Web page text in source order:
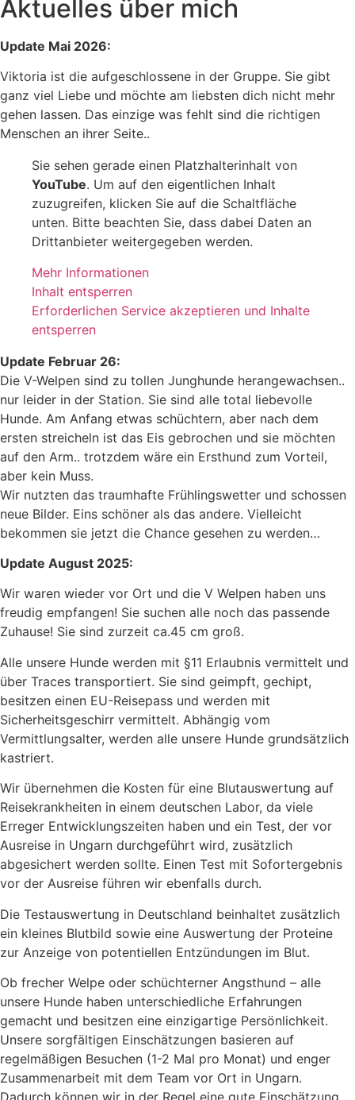
Aktuelles über mich
Update Mai 2026:
Viktoria ist die aufgeschlossene in der Gruppe. Sie gibt
ganz viel Liebe und möchte am liebsten dich nicht mehr
gehen lassen. Das einzige was fehlt sind die richtigen
Menschen an ihrer Seite..
Sie sehen gerade einen Platzhalterinhalt von
YouTube. Um auf den eigentlichen Inhalt
zuzugreifen, klicken Sie auf die Schaltfläche
unten. Bitte beachten Sie, dass dabei Daten an
Drittanbieter weitergegeben werden.
Mehr Informationen
Inhalt entsperren
Erforderlichen Service akzeptieren und Inhalte
entsperren
Update Februar 26:
Die V-Welpen sind zu tollen Junghunde herangewachsen..
nur leider in der Station. Sie sind alle total liebevolle
Hunde. Am Anfang etwas schüchtern, aber nach dem
ersten streicheln ist das Eis gebrochen und sie möchten
auf den Arm.. trotzdem wäre ein Ersthund zum Vorteil,
aber kein Muss.
Wir nutzten das traumhafte Frühlingswetter und schossen
neue Bilder. Eins schöner als das andere. Vielleicht
bekommen sie jetzt die Chance gesehen zu werden…
Update August 2025:
Wir waren wieder vor Ort und die V Welpen haben uns
freudig empfangen! Sie suchen alle noch das passende
Zuhause! Sie sind zurzeit ca.45 cm groß.
Alle unsere Hunde werden mit §11 Erlaubnis vermittelt und
über Traces transportiert. Sie sind geimpft, gechipt,
besitzen einen EU-Reisepass und werden mit
Sicherheitsgeschirr vermittelt. Abhängig vom
Vermittlungsalter, werden alle unsere Hunde grundsätzlich
kastriert.
Wir übernehmen die Kosten für eine Blutauswertung auf
Reisekrankheiten in einem deutschen Labor, da viele
Erreger Entwicklungszeiten haben und ein Test, der vor
Ausreise in Ungarn durchgeführt wird, zusätzlich
abgesichert werden sollte. Einen Test mit Sofortergebnis
vor der Ausreise führen wir ebenfalls durch.
Die Testauswertung in Deutschland beinhaltet zusätzlich
ein kleines Blutbild sowie eine Auswertung der Proteine
zur Anzeige von potentiellen Entzündungen im Blut.
Ob frecher Welpe oder schüchterner Angsthund – alle
unsere Hunde haben unterschiedliche Erfahrungen
gemacht und besitzen eine einzigartige Persönlichkeit.
Unsere sorgfältigen Einschätzungen basieren auf
regelmäßigen Besuchen (1-2 Mal pro Monat) und enger
Zusammenarbeit mit dem Team vor Ort in Ungarn.
Dadurch können wir in der Regel eine gute Einschätzung